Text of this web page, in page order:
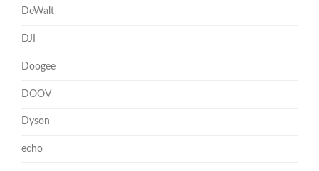
DeWalt
DJI
Doogee
DOOV
Dyson
echo